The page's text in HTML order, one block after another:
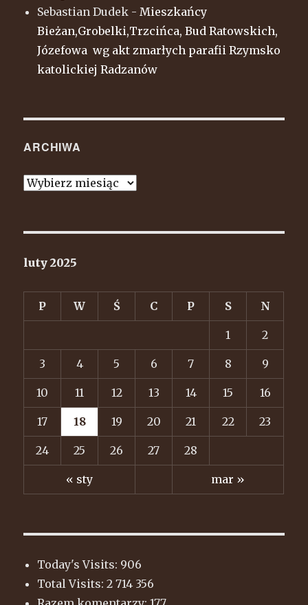
Sebastian Dudek - Mieszkańcy
Bieżan,Grobelki,Trzcińca, Bud Ratowskich,
Józefowa wg akt zmarłych parafii Rzymsko
katolickiej Radzanów
ARCHIWA
Archiwa
luty 2025
P W Ś C P S N
« sty mar »
1 2
3 4 5 6 7 8 9
10 11 12 13 14 15 16
17 18 19 20 21 22 23
24 25 26 27 28
Today's Visits: 906
Total Visits:2 714 356